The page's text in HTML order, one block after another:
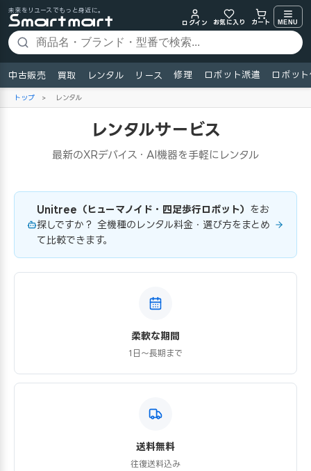
未来をリユースでもっと身近に。
ログイン
お気に入り カート MENU
中古販売 買取 レンタル リース 修理 ロボット派遣 ロボッ
トップ > レンタル
レンタルサービス
最新のXRデバイス・AI機器を手軽にレンタル
Unitree（ヒューマノイド・四足歩行ロボット） をお
探しですか？ 全機種のレンタル料金・選び方をまとめ
て比較できます。
柔軟な期間
1日〜長期まで
送料無料
往復送料込み